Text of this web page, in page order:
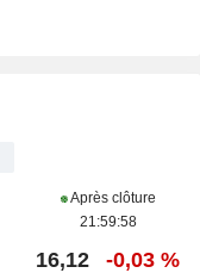
Après clôture
21:59:58
16,12 -0,03 %